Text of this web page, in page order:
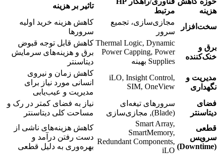
هزینه
مرتبط
تاثیر بر هزینه
سخت‌افزار
مجازی‌سازی، تجمیع
سرور
کاهش هزینه خرید اولیه
سرورها
برق و
خنک‌کننده
Thermal Logic, Dynamic
Power Capping, Power
Supplies بهینه
کاهش قابل توجه قبوض
برق و هزینه‌های سرمایش
دیتاسنتر
مدیریت و
نگهداری
iLO, Insight Control,
SIM, OneView
کاهش زمان و نیروی
انسانی مورد نیاز برای
مدیریت و عیب‌یابی
فضای
دیتاسنتر
سرورهای تیغه‌ای
(Blade), مجازی‌سازی
نیاز به فضای کمتر در رک و
مساحت کلی دیتاسنتر
قطعی
سرویس
(
Downtime
)
Smart Array,
SmartMemory,
Redundant Components,
iLO
کاهش هزینه‌های ناشی از
دست رفتن درآمد و
بهره‌وری به دلیل قطعی